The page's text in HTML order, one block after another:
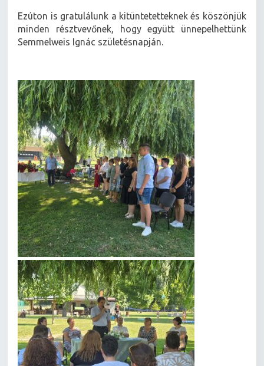
Ezúton is gratulálunk a kitüntetetteknek és köszönjük
minden résztvevőnek, hogy együtt ünnepelhettünk
Semmelweis Ignác születésnapján.